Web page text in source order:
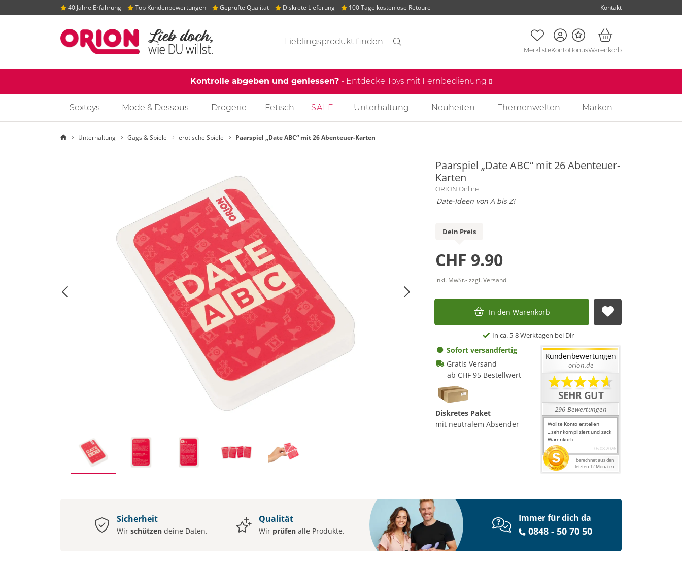
40 Jahre Erfahrung Top Kundenbewertungen Geprüfte Qualität Diskrete Lieferung 100 Tage kostenlose Retoure Kontakt
Suchvorschläge
MerklisteKontoBonusWarenkorb
Kontrolle abgeben und geniessen?- Entdecke Toys mit Fernbedienung
Sextoys Mode & Dessous Drogerie Fetisch SALE Unterhaltung Neuheiten Themenwelten Marken
StartseiteUnterhaltung Gags & Spiele erotische Spiele Paarspiel „Date ABC“ mit 26 Abenteuer-Karten
Paarspiel „Date ABC“ mit 26 Abenteuer-
Karten
ORION Online
Date-Ideen von A bis Z!
Dein Preis
CHF 9.90
inkl. MwSt.-zzgl. Versand
In den Warenkorb Auf die
In ca. 5-8 Werktagen bei Dir
Sofort versandfertig
Gratis Versand
ab CHF 95 Bestellwert
Diskretes Paket
mit neutralem Absender
Sicherheit
Wir schützendeine Daten.
Qualität
Wir prüfen alle Produkte.
Immer für dich da
0848 - 50 70 50